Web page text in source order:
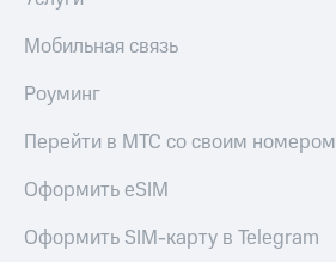
Мобильная связь
Роуминг
Перейти в МТС со своим номером
Оформить eSIM
Оформить SIM-карту в Telegram